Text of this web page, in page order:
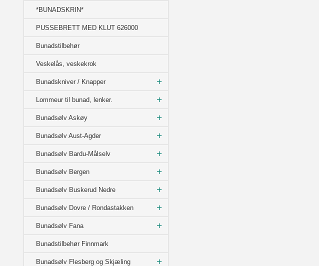
*BUNADSKRIN*
PUSSEBRETT MED KLUT 626000
Bunadstilbehør
Veskelås, veskekrok
Bunadskniver / Knapper
Lommeur til bunad, lenker.
Bunadsølv Askøy
Bunadsølv Aust-Agder
Bunadsølv Bardu-Målselv
Bunadsølv Bergen
Bunadsølv Buskerud Nedre
Bunadsølv Dovre / Rondastakken
Bunadsølv Fana
Bunadstilbehør Finnmark
Bunadsølv Flesberg og Skjæling